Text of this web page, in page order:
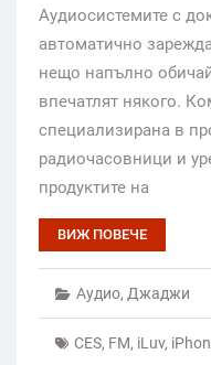
Аудиосистемите с
автоматично
нещо напълно
впечатлят някого.
специализирана в
радиочасовници и
продуктите на
ВИЖ ПОВЕЧЕ
Аудио, Джаджи
CES, FM, iLuv,